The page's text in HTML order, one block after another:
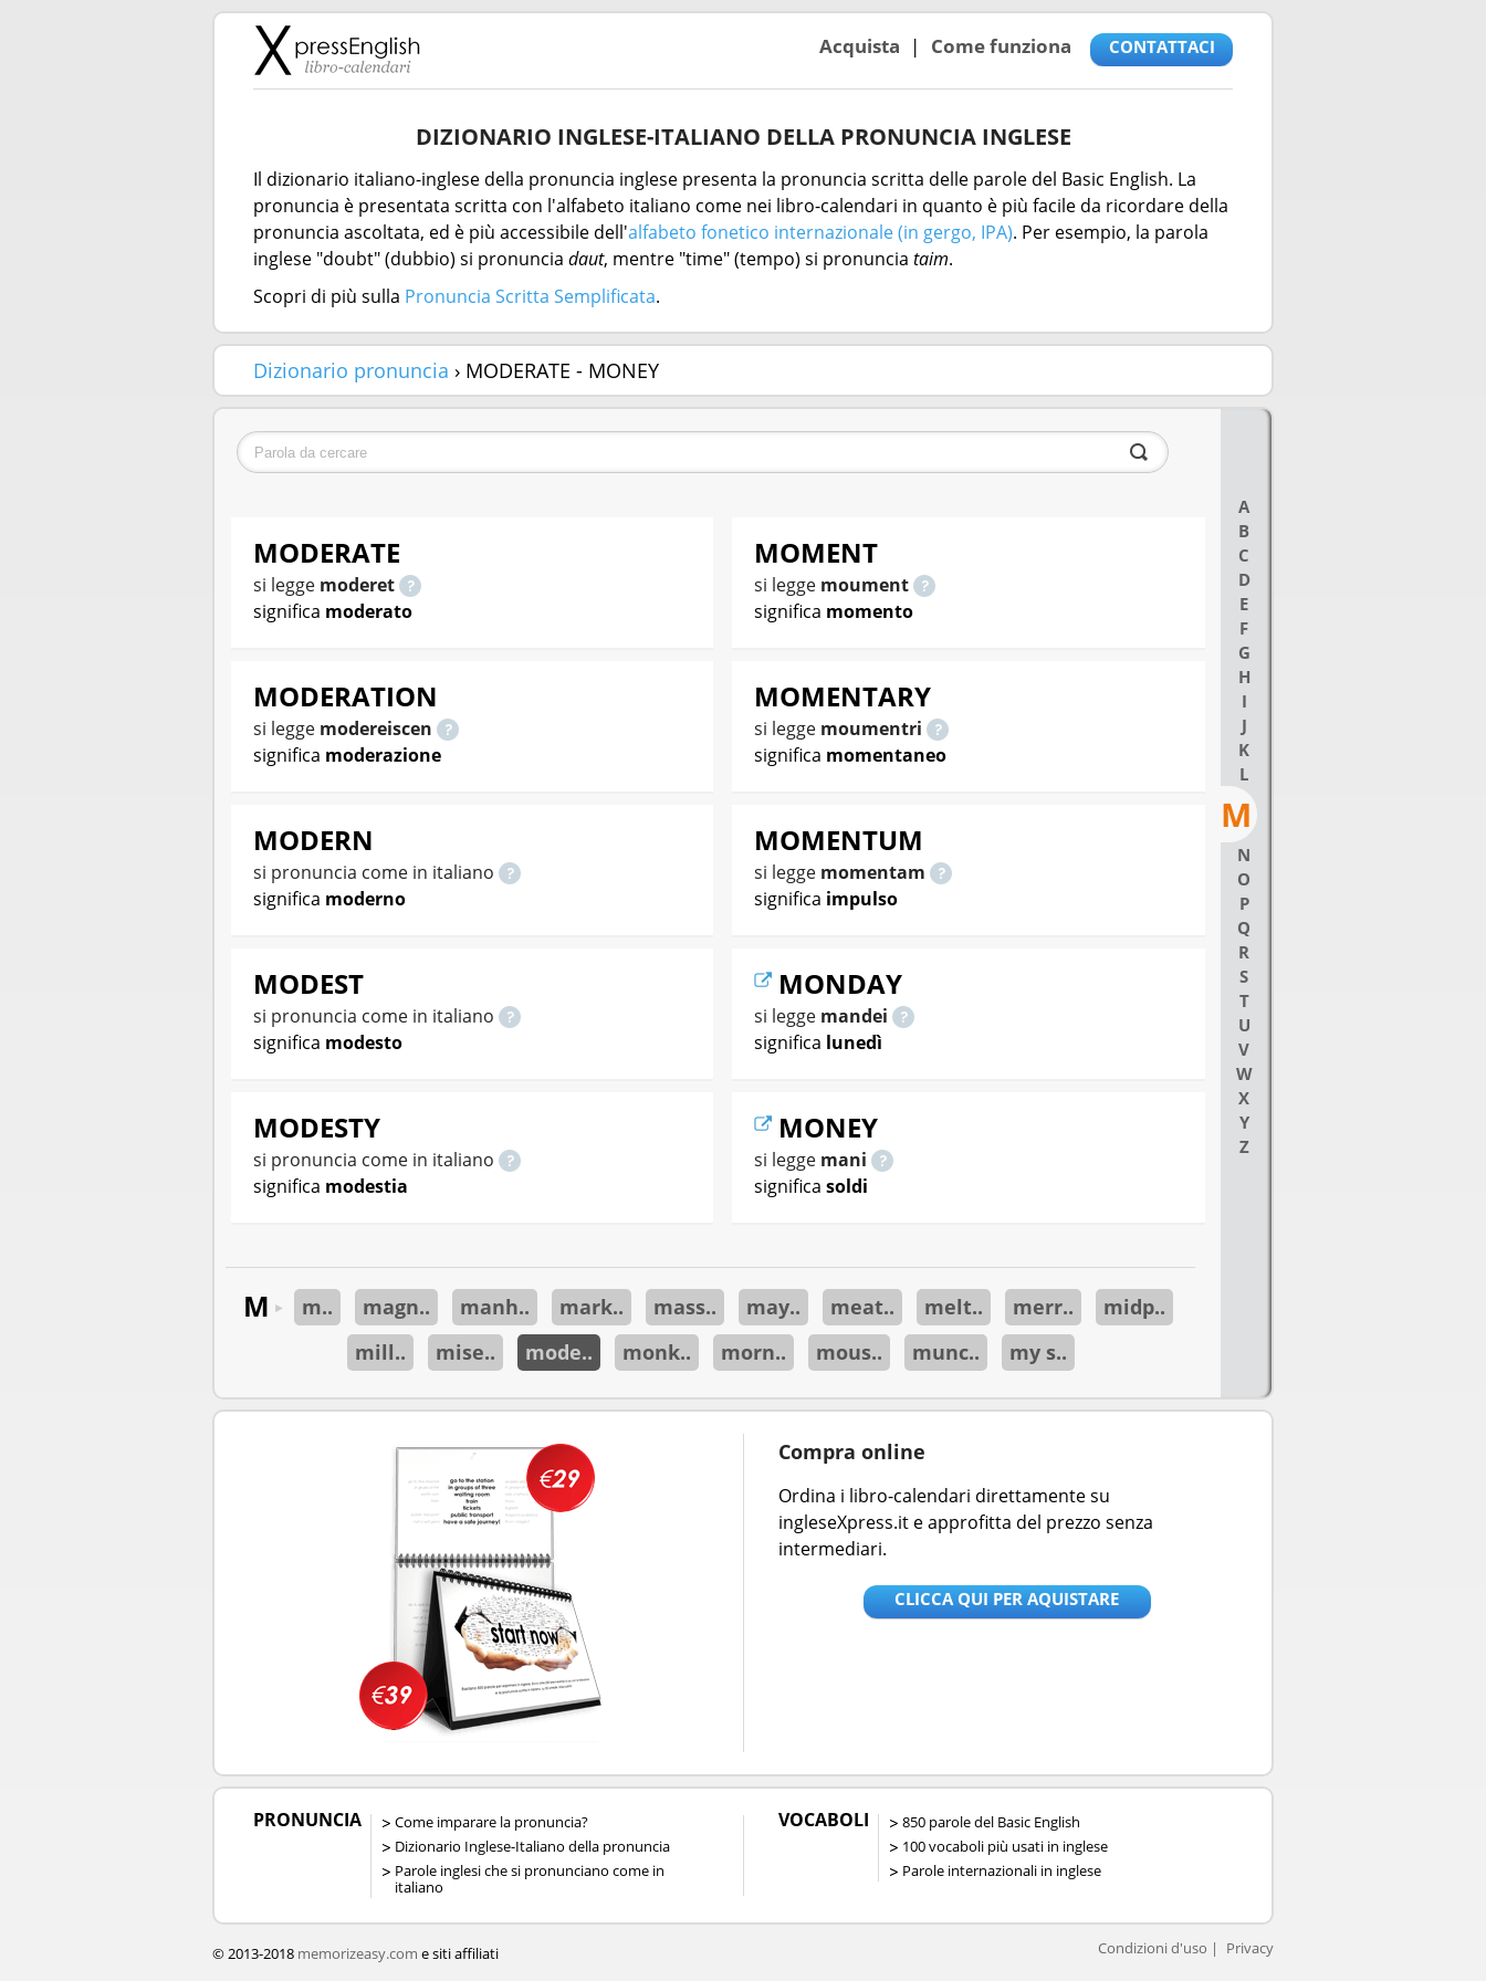
Acquista Come funziona CONTATTACI
DIZIONARIO INGLESE-ITALIANO DELLA PRONUNCIA INGLESE
Il dizionario italiano-inglese della pronuncia inglese presenta la pronuncia scritta delle parole del Basic English. La
pronuncia è presentata scritta con l'alfabeto italiano come nei libro-calendari in quanto è più facile da ricordare della
pronuncia ascoltata, ed è più accessibile dell'alfabeto fonetico internazionale (in gergo, IPA). Per esempio, la parola
inglese "doubt" (dubbio) si pronuncia daut, mentre "time" (tempo) si pronuncia taim.
Scopri di più sulla Pronuncia Scritta Semplificata.
Dizionario pronuncia › MODERATE - MONEY
A
B
C
D
E
F
G
H
I
J
K
L
M
N
O
P
Q
R
S
T
U
V
W
X
Y
Z
MODERATE
si legge moderet
significa moderato
MODERATION
si legge modereiscen
significa moderazione
MODERN
si pronuncia come in italiano
significa moderno
MODEST
si pronuncia come in italiano
significa modesto
MODESTY
si pronuncia come in italiano
significa modestia
MOMENT
si legge moument
significa momento
MOMENTARY
si legge moumentri
significa momentaneo
MOMENTUM
si legge momentam
significa impulso
MONDAY
si legge mandei
significa lunedì
MONEY
si legge mani
significa soldi
M ► m.. magn.. manh.. mark.. mass.. may.. meat.. melt.. merr..
midp..
mill..
mise.. mode.. monk.. morn.. mous.. munc.. my s..
Compra online
Ordina i libro-calendari direttamente su
ingleseXpress.it e approfitta del prezzo senza
intermediari.
CLICCA QUI PER AQUISTARE
PRONUNCIA
Come imparare la pronuncia?
Dizionario Inglese-Italiano della pronuncia
Parole inglesi che si pronunciano come in
italiano
VOCABOLI
850 parole del Basic English
100 vocaboli più usati in inglese
Parole internazionali in inglese
Condizioni d'uso Privacy
© 2013-2018 memorizeasy.com e siti affiliati